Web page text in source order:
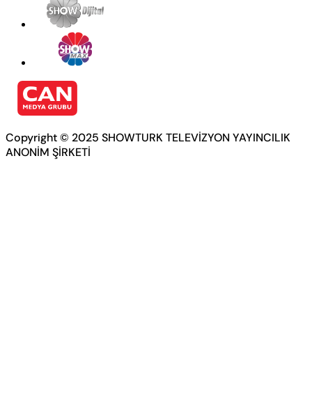
Copyright © 2025 SHOWTURK TELEVİZYON YAYINCILIK
ANONİM ŞİRKETİ